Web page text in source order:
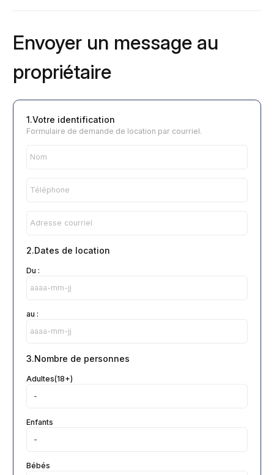
Envoyer un message au
propriétaire
Formulaire de demande de location par courriel.
1.Votre identification
2.Dates de location
Du :
au :
3.Nombre de personnes
Adultes(18+)
Enfants
Bébés